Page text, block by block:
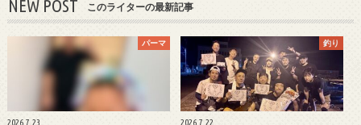
NEW POST このライターの最新記事
パーマ
2026.7.23
釣り
2026.7.22